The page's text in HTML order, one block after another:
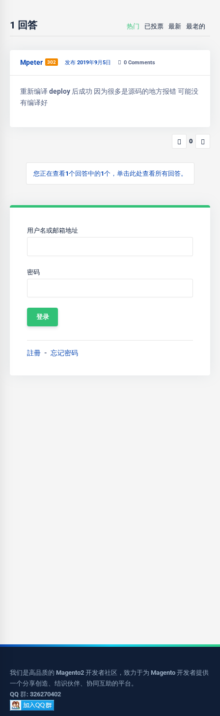
1 回答 热门 已投票 最新 最老的
Mpeter 302 发布 2019年9月5日 0 Comments
重新编译 deploy 后成功 因为很多是源码的地方报错 可能没
有编译好
0
您正在查看1个回答中的1个，单击此处查看所有回答。
用户名或邮箱地址
密码
註冊 忘记密码
我们是高品质的 Magento2 开发者社区，致力于为 Magento 开发者提供
一个分享创造、结识伙伴、协同互助的平台。
QQ 群: 326270402